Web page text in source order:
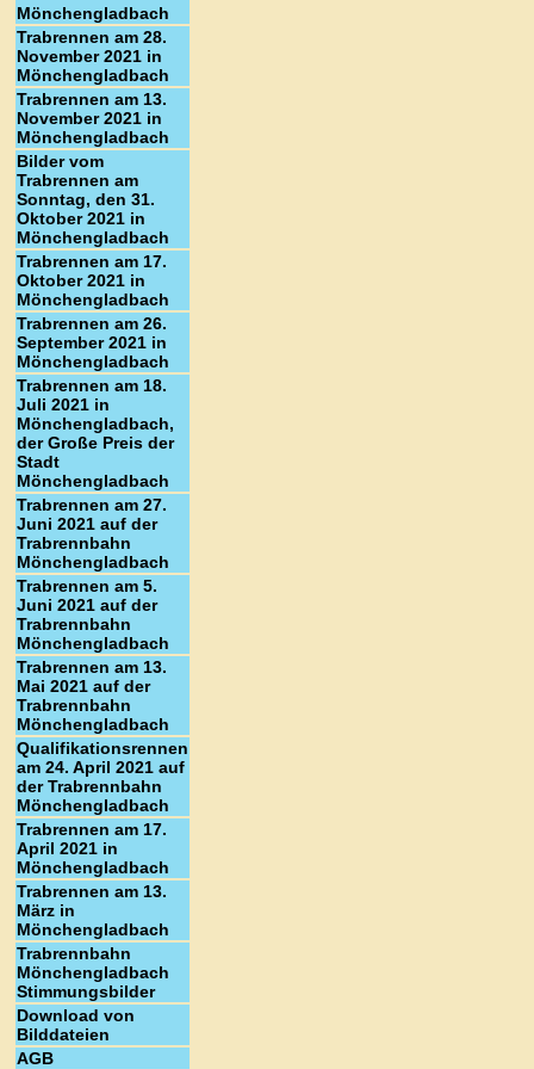
Mönchengladbach
Trabrennen am 28.
November 2021 in
Mönchengladbach
Trabrennen am 13.
November 2021 in
Mönchengladbach
Bilder vom
Trabrennen am
Sonntag, den 31.
Oktober 2021 in
Mönchengladbach
Trabrennen am 17.
Oktober 2021 in
Mönchengladbach
Trabrennen am 26.
September 2021 in
Mönchengladbach
Trabrennen am 18.
Juli 2021 in
Mönchengladbach,
der Große Preis der
Stadt
Mönchengladbach
Trabrennen am 27.
Juni 2021 auf der
Trabrennbahn
Mönchengladbach
Trabrennen am 5.
Juni 2021 auf der
Trabrennbahn
Mönchengladbach
Trabrennen am 13.
Mai 2021 auf der
Trabrennbahn
Mönchengladbach
Qualifikationsrennen
am 24. April 2021 auf
der Trabrennbahn
Mönchengladbach
Trabrennen am 17.
April 2021 in
Mönchengladbach
Trabrennen am 13.
März in
Mönchengladbach
Trabrennbahn
Mönchengladbach
Stimmungsbilder
Download von
Bilddateien
AGB